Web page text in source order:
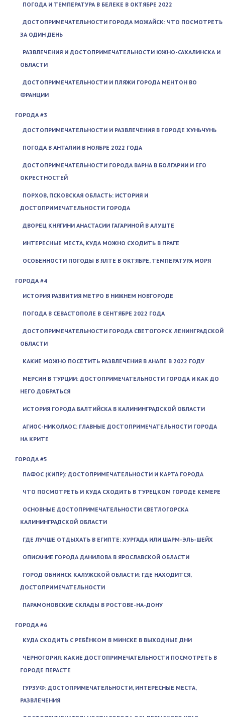
ПОГОДА И ТЕМПЕРАТУРА В БЕЛЕКЕ В ОКТЯБРЕ 2022
ДОСТОПРИМЕЧАТЕЛЬНОСТИ ГОРОДА МОЖАЙСК: ЧТО ПОСМОТРЕТЬ
ЗА ОДИН ДЕНЬ
РАЗВЛЕЧЕНИЯ И ДОСТОПРИМЕЧАТЕЛЬНОСТИ ЮЖНО-САХАЛИНСКА И
ОБЛАСТИ
ДОСТОПРИМЕЧАТЕЛЬНОСТИ И ПЛЯЖИ ГОРОДА МЕНТОН ВО
ФРАНЦИИ
ГОРОДА #3
ДОСТОПРИМЕЧАТЕЛЬНОСТИ И РАЗВЛЕЧЕНИЯ В ГОРОДЕ ХУНЬЧУНЬ
ПОГОДА В АНТАЛИИ В НОЯБРЕ 2022 ГОДА
ДОСТОПРИМЕЧАТЕЛЬНОСТИ ГОРОДА ВАРНА В БОЛГАРИИ И ЕГО
ОКРЕСТНОСТЕЙ
ПОРХОВ, ПСКОВСКАЯ ОБЛАСТЬ: ИСТОРИЯ И
ДОСТОПРИМЕЧАТЕЛЬНОСТИ ГОРОДА
ДВОРЕЦ КНЯГИНИ АНАСТАСИИ ГАГАРИНОЙ В АЛУШТЕ
ИНТЕРЕСНЫЕ МЕСТА, КУДА МОЖНО СХОДИТЬ В ПРАГЕ
ОСОБЕННОСТИ ПОГОДЫ В ЯЛТЕ В ОКТЯБРЕ, ТЕМПЕРАТУРА МОРЯ
ГОРОДА #4
ИСТОРИЯ РАЗВИТИЯ МЕТРО В НИЖНЕМ НОВГОРОДЕ
ПОГОДА В СЕВАСТОПОЛЕ В СЕНТЯБРЕ 2022 ГОДА
ДОСТОПРИМЕЧАТЕЛЬНОСТИ ГОРОДА СВЕТОГОРСК ЛЕНИНГРАДСКОЙ
ОБЛАСТИ
КАКИЕ МОЖНО ПОСЕТИТЬ РАЗВЛЕЧЕНИЯ В АНАПЕ В 2022 ГОДУ
МЕРСИН В ТУРЦИИ: ДОСТОПРИМЕЧАТЕЛЬНОСТИ ГОРОДА И КАК ДО
НЕГО ДОБРАТЬСЯ
ИСТОРИЯ ГОРОДА БАЛТИЙСКА В КАЛИНИНГРАДСКОЙ ОБЛАСТИ
АГИОС-НИКОЛАОС: ГЛАВНЫЕ ДОСТОПРИМЕЧАТЕЛЬНОСТИ ГОРОДА
НА КРИТЕ
ГОРОДА #5
ПАФОС (КИПР): ДОСТОПРИМЕЧАТЕЛЬНОСТИ И КАРТА ГОРОДА
ЧТО ПОСМОТРЕТЬ И КУДА СХОДИТЬ В ТУРЕЦКОМ ГОРОДЕ КЕМЕРЕ
ОСНОВНЫЕ ДОСТОПРИМЕЧАТЕЛЬНОСТИ СВЕТЛОГОРСКА
КАЛИНИНГРАДСКОЙ ОБЛАСТИ
ГДЕ ЛУЧШЕ ОТДЫХАТЬ В ЕГИПТЕ: ХУРГАДА ИЛИ ШАРМ-ЭЛЬ-ШЕЙХ
ОПИСАНИЕ ГОРОДА ДАНИЛОВА В ЯРОСЛАВСКОЙ ОБЛАСТИ
ГОРОД ОБНИНСК КАЛУЖСКОЙ ОБЛАСТИ: ГДЕ НАХОДИТСЯ,
ДОСТОПРИМЕЧАТЕЛЬНОСТИ
ПАРАМОНОВСКИЕ СКЛАДЫ В РОСТОВЕ-НА-ДОНУ
ГОРОДА #6
КУДА СХОДИТЬ С РЕБЁНКОМ В МИНСКЕ В ВЫХОДНЫЕ ДНИ
ЧЕРНОГОРИЯ: КАКИЕ ДОСТОПРИМЕЧАТЕЛЬНОСТИ ПОСМОТРЕТЬ В
ГОРОДЕ ПЕРАСТЕ
ГУРЗУФ: ДОСТОПРИМЕЧАТЕЛЬНОСТИ, ИНТЕРЕСНЫЕ МЕСТА,
РАЗВЛЕЧЕНИЯ